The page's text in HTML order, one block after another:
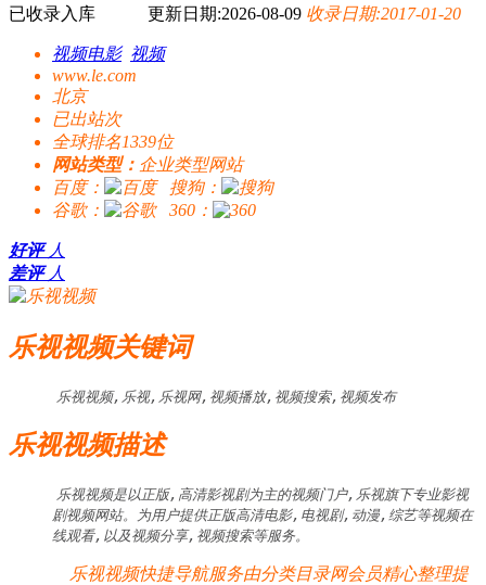
已收录入库 更新日期:2026-08-09 收录日期:2017-01-20
视频电影 视频
www.le.com
北京
已出站次
全球排名1339位
网站类型： 企业类型网站
百度：
搜狗：
谷歌：
360：
好评 人
差评 人
乐视视频关键词
乐视视频,乐视,乐视网,视频播放,视频搜索,视频发布
乐视视频描述
乐视视频是以正版,高清影视剧为主的视频门户,乐视旗下专业影视
剧视频网站。为用户提供正版高清电影,电视剧,动漫,综艺等视频在
线观看,以及视频分享,视频搜索等服务。
乐视视频快捷导航服务由分类目录网会员精心整理提